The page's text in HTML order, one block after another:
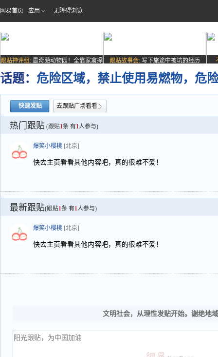
网易首页 应用 无障碍浏览
跟贴神评组: 最奇葩动物园！全靠家禽撑
场子
跟贴故事会: 写下旅途中被坑的经历
话题： 危险区域，禁止使用易燃物，危
快速发贴 去跟贴广场看看
热门跟贴 (跟贴1条 有1人参与)
爆笑小樱桃 [北京]
快去主页看看其他内容吧，真的很难不爱！
最新跟贴(跟贴1条 有1人参与)
爆笑小樱桃 [北京]
快去主页看看其他内容吧，真的很难不爱！
文明社会，从理性发贴开始。谢绝地